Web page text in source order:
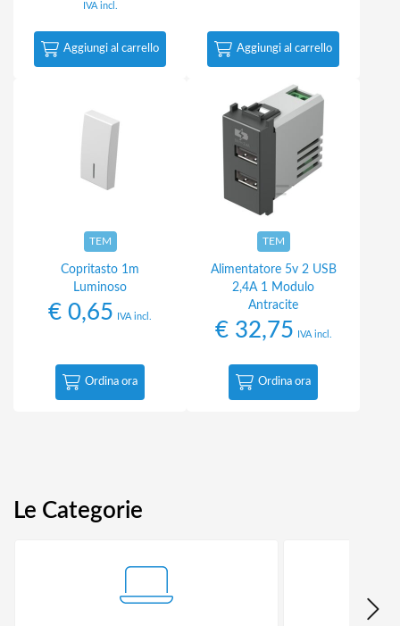
IVA incl.
Aggiungi al carrello Aggiungi al carrello
TEM
Copritasto 1m
Luminoso
€ 0,65 IVA incl.
Ordina ora
TEM
Alimentatore 5v 2 USB
2,4A 1 Modulo
Antracite
€32,75 IVA incl.
Ordina ora
Le Categorie